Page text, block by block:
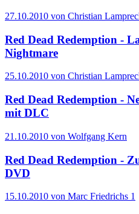
27.10.2010 von Christian
Red Dead Redemption -
Nightmare
25.10.2010 von Christian
Red Dead Redemption -
mit DLC
21.10.2010 von Wolfgang Kern
Red Dead Redemption -
DVD
15.10.2010 von Marc Friedrichs 1